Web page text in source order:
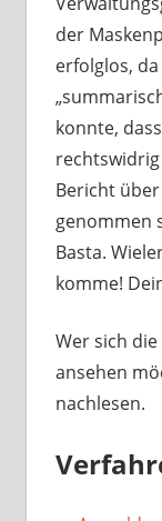
der
erfolglos,
konnte,
rechtswidrig
Bericht
genommen
Basta.
komme!
Wer sich
ansehen
nachlesen.